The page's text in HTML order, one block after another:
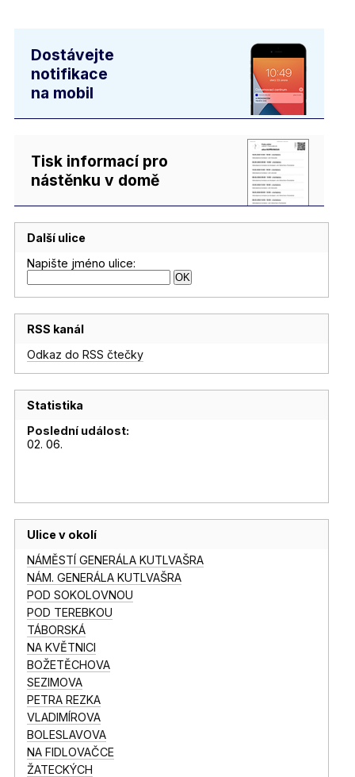
Dostávejte
notifikace
na mobil
Tisk informací pro
nástěnku v domě
Další ulice
Napište jméno ulice:
RSS kanál
Odkaz do RSS čtečky
Statistika
Poslední událost:
02. 06.
Ulice v okolí
NÁMĚSTÍ GENERÁLA KUTLVAŠRA
NÁM. GENERÁLA KUTLVAŠRA
POD SOKOLOVNOU
POD TEREBKOU
TÁBORSKÁ
NA KVĚTNICI
BOŽETĚCHOVA
SEZIMOVA
PETRA REZKA
VLADIMÍROVA
BOLESLAVOVA
NA FIDLOVAČCE
ŽATECKÝCH